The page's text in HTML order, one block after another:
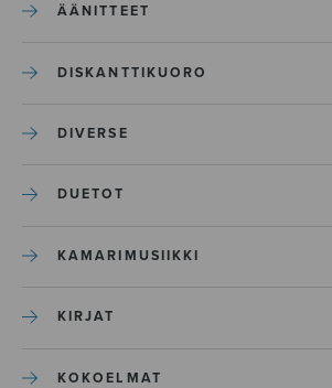
ÄÄNITTEET
DISKANTTIKUORO
DIVERSE
DUETOT
KAMARIMUSIIKKI
KIRJAT
KOKOELMAT